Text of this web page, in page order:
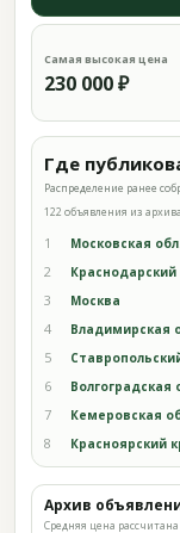
Самая высокая цена
230 000 ₽
Где
Распределение ранее
122 объявления из архива
1 Московская обл.
2 Краснодарский
3 Москва
4 Владимирская
5
6 Волгоградская
7 Кемеровская
8 Красноярский
Архив
Средняя цена